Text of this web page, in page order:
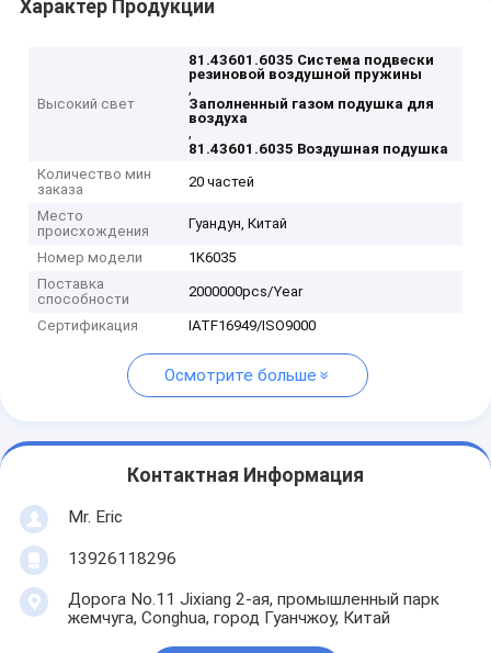
Характер Продукции
Высокий свет
81.43601.6035 Система подвески
резиновой воздушной пружины
,
Заполненный газом подушка для
воздуха
,
81.43601.6035 Воздушная подушка
Количество мин
заказа
20 частей
Место
происхождения
Гуандун, Китай
Номер модели
1K6035
Поставка
способности
2000000pcs/Year
Сертификация IATF16949/ISO9000
Осмотрите больше
Контактная Информация
Mr. Eric
13926118296
Дорога No.11 Jixiang 2-ая, промышленный парк
жемчуга, Conghua, город Гуанчжоу, Китай